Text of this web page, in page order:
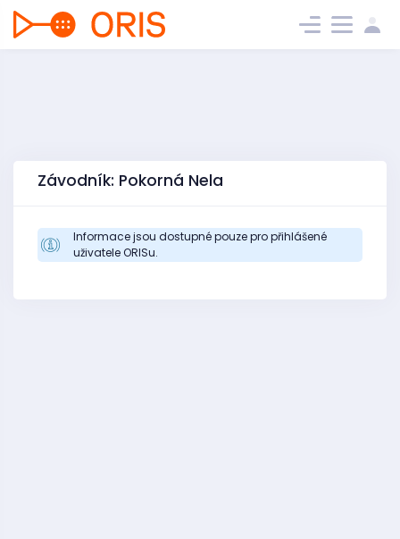
Závodník: Pokorná Nela
Informace jsou dostupné pouze pro přihlášené
uživatele ORISu.